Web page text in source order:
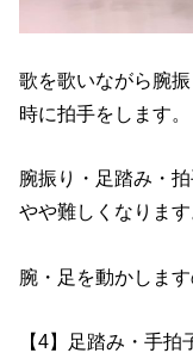
歌を歌いながら腕
時に拍手をします。
腕振り・足踏み・
やや難しくなります
腕・足を動かしま
【4】足踏み・手拍